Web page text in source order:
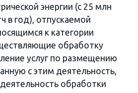
энергии (с 25 млн
в год), отпускаемой
к категории
обработку
услуг по размещению
с этим деятельность,
обработки